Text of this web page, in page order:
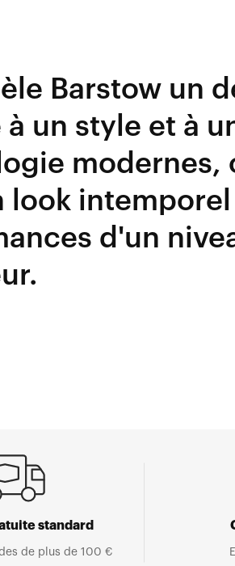
Barstow un
un style et à
modernes,
look
d'un
standard
de plus de 100 €